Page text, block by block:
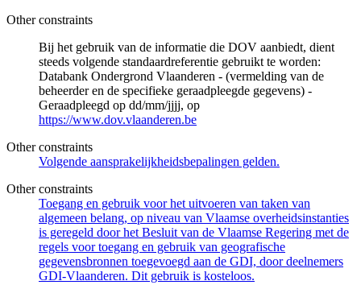
Other constraints
Bij het gebruik van de informatie die DOV aanbiedt, dient
steeds volgende standaardreferentie gebruikt te worden:
Databank Ondergrond Vlaanderen - (vermelding van de
beheerder en de specifieke geraadpleegde gegevens) -
Geraadpleegd op dd/mm/jjjj, op
https://www.dov.vlaanderen.be
Other constraints
Volgende aansprakelijkheidsbepalingen gelden.
Other constraints
Toegang en gebruik voor het uitvoeren van taken van
algemeen belang, op niveau van Vlaamse overheidsinstanties
is geregeld door het Besluit van de Vlaamse Regering met de
regels voor toegang en gebruik van geografische
gegevensbronnen toegevoegd aan de GDI, door deelnemers
GDI-Vlaanderen. Dit gebruik is kosteloos.